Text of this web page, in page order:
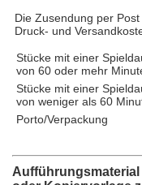
Die Zusendung per
Druck- und
Stücke mit einer
von 60 oder mehr
Stücke mit einer
von weniger als 60
Porto/Verpackung